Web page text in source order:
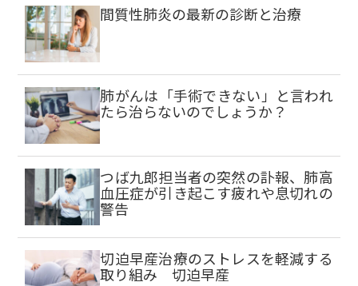
間質性肺炎の最新の診断と治療
肺がんは「手術できない」と言われ
たら治らないのでしょうか？
つば九郎担当者の突然の訃報、肺高
血圧症が引き起こす疲れや息切れの
警告
切迫早産治療のストレスを軽減する
取り組み 切迫早産